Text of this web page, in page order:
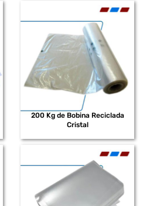
200 Kg de Bobina Reciclada
Cristal